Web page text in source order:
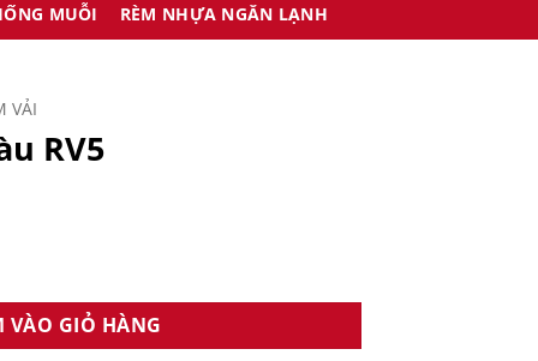
MUỖI RÈM NHỰA NGĂN LẠNH
VẢI
RV5
VÀO GIỎ HÀNG